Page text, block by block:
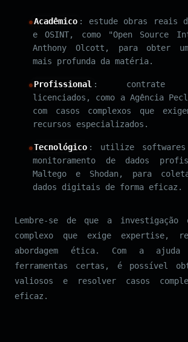
Acadêmico : estude obras reais
e OSINT, como "Open Source
Anthony Olcott, para obter
mais profunda da matéria.
Profissional : contrate
licenciados, como a Agência
com casos complexos que
recursos especializados.
Tecnológico : utilize
monitoramento de dados
Maltego e Shodan, para
dados digitais de forma eficaz.
Lembre-se de que a investigação
complexo que exige expertise,
abordagem ética. Com a
ferramentas certas, é possível
valiosos e resolver casos
eficaz.